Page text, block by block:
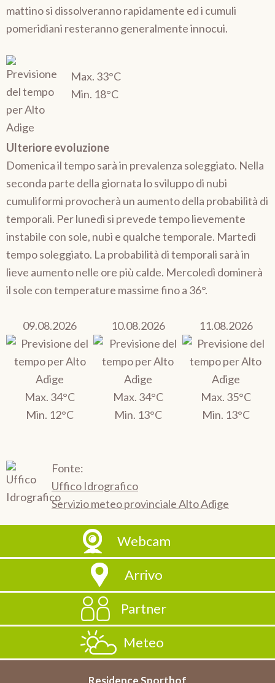
mattino si dissolveranno rapidamente ed i cumuli
pomeridiani resteranno generalmente innocui.
Max. 33°C
Min. 18°C
Ulteriore evoluzione
Domenica il tempo sarà in prevalenza soleggiato. Nella
seconda parte della giornata lo sviluppo di nubi
cumuliformi provocherà un aumento della probabilità di
temporali. Per lunedì si prevede tempo lievemente
instabile con sole, nubi e qualche temporale. Martedì
tempo soleggiato. La probabilità di temporali sarà in
lieve aumento nelle ore più calde. Mercoledì dominerà
il sole con temperature massime fino a 36°.
09.08.2026 10.08.2026 11.08.2026
Max. 34°C
Min. 12°C
Max. 34°C
Min. 13°C
Max. 35°C
Min. 13°C
Fonte:
Uffico Idrografico
Servizio meteo provinciale Alto Adige
Webcam
Arrivo
Partner
Meteo
Residence Sporthof